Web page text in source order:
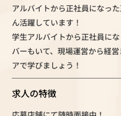
アルバイトから正社員になっ
ん活躍しています！
学生アルバイトから正社員に
バーもいて、現場運営から経
アで学びましょう！
求人の特徴